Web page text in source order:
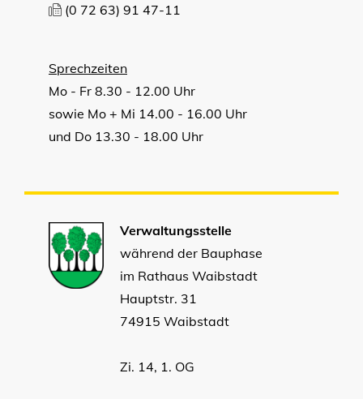
(0 72 63) 91 47-11
Sprechzeiten
Mo - Fr 8.30 - 12.00 Uhr
sowie Mo + Mi 14.00 - 16.00 Uhr
und Do 13.30 - 18.00 Uhr
Verwaltungsstelle
während der Bauphase
im Rathaus Waibstadt
Hauptstr. 31
74915 Waibstadt
Zi. 14, 1. OG